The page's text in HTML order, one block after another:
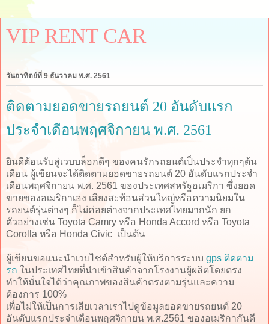
VIP RENT CAR
วันอาทิตย์ที่ 9 ธันวาคม พ.ศ. 2561
ติดตามยอดขายรถยนต์ 20 อันดับแรก
ประจำเดือนพฤศจิกายน พ.ศ. 2561
ยินดีต้อนรับสู่เวบบล็อกดีๆ ของคนรักรถยนต์เป็นประจำทุกๆต้น
เดือน ผู้เขียนจะได้ติดตามยอดขายรถยนต์ 20 อันดับแรกประจำ
เดือนพฤศจิกายน พ.ศ. 2561 ของประเทศสหรัฐอเมริกา ซึ่งยอด
ขายของอเมริกาเอง เสียงสะท้อนส่วนใหญ่หรือความนิยมใน
รถยนต์รุ่นต่างๆ ก็ไม่ค่อยต่างจากประเทศไทยมากนัก ยก
ตัวอย่างเช่น Toyota Camry หรือ Honda Accord หรือ Toyota
Corolla หรือ Honda Civic เป็นต้น
ผู้เขียนขอแนะนำเวบไซต์สำหรับผู้ให้บริการระบบ gps ติดตาม
รถ ในประเทศไทยที่นำเข้าสินค้าจากโรงงานผู้ผลิตโดยตรง
ทำให้มั่นใจได้ว่าคุณภาพของสินค้าตรงตามรุ่นและความ
ต้องการ 100%
เพื่อไม่ให้เป็นการเสียเวลาเราไปดูข้อมูลยอดขายรถยนต์ 20
อันดับแรกประจำเดือนพฤศจิกายน พ.ศ.2561 ของอเมริกากันดี